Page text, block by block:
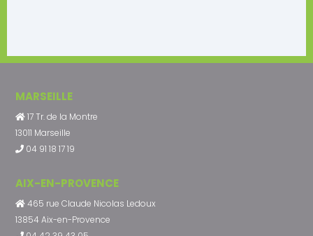
MARSEILLE
17 Tr. de la Montre
13011 Marseille
04 91 18 17 19
AIX-EN-PROVENCE
465 rue Claude Nicolas Ledoux
13854 Aix-en-Provence